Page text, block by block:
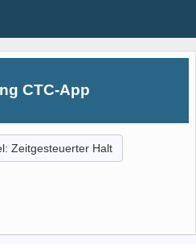
CTC-App
Zeitgesteuerter Halt